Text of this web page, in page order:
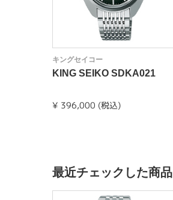
キングセイコー
KING SEIKO SDKA021
¥ 396,000 (税込)
最近チェックした商品